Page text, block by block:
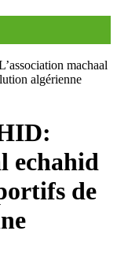
machaal
algérienne
echahid
de